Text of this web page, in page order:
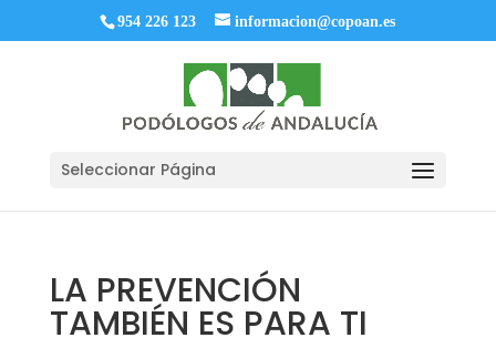
954 226 123 informacion@copoan.es
Seleccionar Página
LA PREVENCIÓN
TAMBIÉN ES PARA TI